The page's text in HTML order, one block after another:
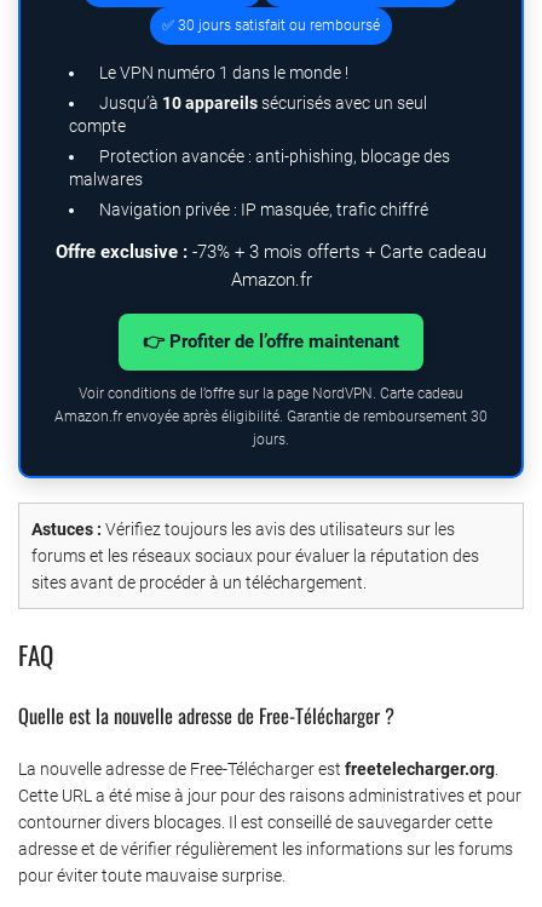
✅ 30 jours satisfait ou remboursé
Le VPN numéro 1 dans le monde !
Jusqu’à 10 appareilssécurisés avec un seul
compte
Protection avancée : anti-phishing, blocage des
malwares
Navigation privée : IP masquée, trafic chiffré
Offre exclusive : -73% + 3 mois offerts + Carte cadeau
Amazon.fr
👉 Profiter de l’offre maintenant
Voir conditions de l’offre sur la page NordVPN. Carte cadeau
Amazon.fr envoyée après éligibilité. Garantie de remboursement 30
jours.
Astuces : Vérifiez toujours les avis des utilisateurs sur les
forums et les réseaux sociaux pour évaluer la réputation des
sites avant de procéder à un téléchargement.
FAQ
Quelle est la nouvelle adresse de Free-Télécharger ?
La nouvelle adresse de Free-Télécharger est freetelecharger.org
Cette URL a été mise à jour pour des raisons administratives et pour
contourner divers blocages. Il est conseillé de sauvegarder cette
adresse et de vérifier régulièrement les informations sur les forums
pour éviter toute mauvaise surprise.